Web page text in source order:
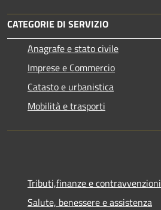
CATEGORIE DI SERVIZIO
Anagrafe e stato civile
Imprese e Commercio
Catasto e urbanistica
Mobilità e trasporti
Tributi,finanze e contravvenzioni
Salute, benessere e assistenza